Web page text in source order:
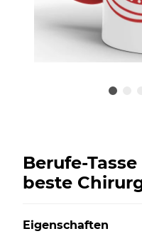
Berufe-
beste
Eigenschaften